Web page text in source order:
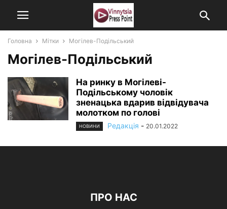
Головна Мітки Могілев-Подільський
Могілев-Подільський
На ринку в Могілеві-
Подільському чоловік
зненацька вдарив відвідувача
молотком по голові
НОВИНИ Редакція - 20.01.2022
ПРО НАС